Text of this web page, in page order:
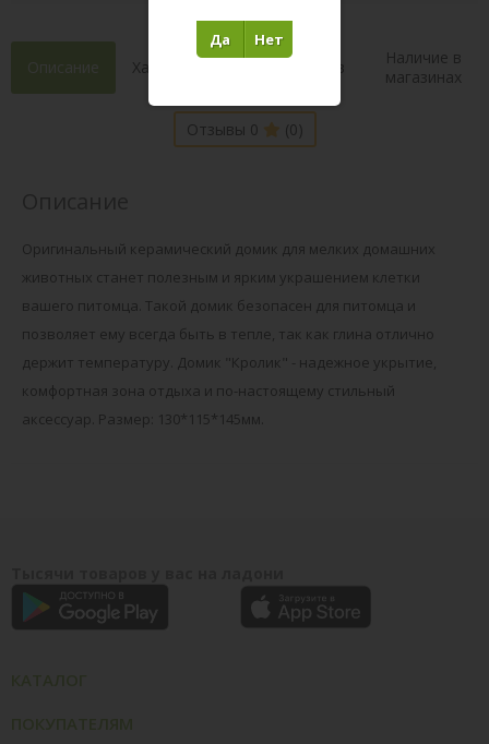
Описание Характеристики Состав
Наличие в
магазинах
Отзывы 0 (0)
Оригинальный керамический домик для мелких домашних
животных станет полезным и ярким украшением клетки
вашего питомца. Такой домик безопасен для питомца и
позволяет ему всегда быть в тепле, так как глина отлично
держит температуру. Домик "Кролик" - надежное укрытие,
комфортная зона отдыха и по-настоящему стильный
аксессуар. Размер: 130*115*145мм.
Нет
Да